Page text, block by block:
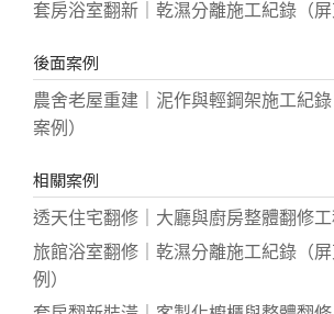
套房浴室翻新｜乾濕分離施工紀錄（
後面案例
農舍老屋重建｜泥作與輕鋼架施工紀
案例）
相關案例
透天住宅翻修｜大廳與廚房整體翻修工
旅館浴室翻修｜乾濕分離施工紀錄（
例）